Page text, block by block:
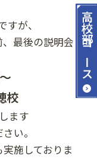
高校部
コース
が、
最後の説明会
校
ます
い。
施しておりま